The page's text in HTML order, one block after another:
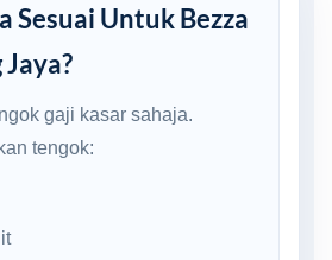
Sesuai Untuk Bezza
gaji kasar sahaja.
tengok: